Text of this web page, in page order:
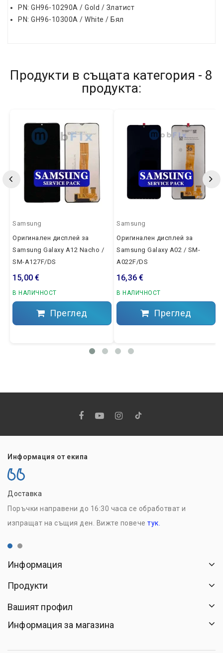
PN: GH96-10290A / Gold / Златист
PN: GH96-10300A / White / Бял
Продукти в същата категория - 8
продукта:
Samsung
Оригинален дисплей за
Samsung Galaxy A12 Nacho /
SM-A127F/DS
15,00 €
В НАЛИЧНОСТ
Преглед
Samsung
Оригинален дисплей за
Samsung Galaxy A02 / SM-
A022F/DS
16,36 €
В НАЛИЧНОСТ
Преглед
Информация от екипа
Доставка
Поръчки направени до 16:30 часа се обработват и
изпращат на същия ден. Вижте повече тук.
Информация
Продукти
Вашият профил
Информация за магазина